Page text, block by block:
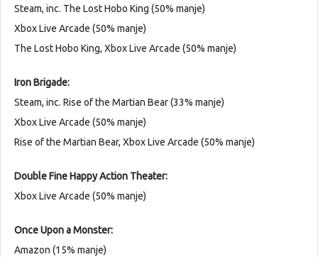
Steam, inc. The Lost Hobo King (50% manje)
Xbox Live Arcade (50% manje)
The Lost Hobo King, Xbox Live Arcade (50% manje)
Iron Brigade:
Steam, inc. Rise of the Martian Bear (33% manje)
Xbox Live Arcade (50% manje)
Rise of the Martian Bear, Xbox Live Arcade (50% manje)
Double Fine Happy Action Theater:
Xbox Live Arcade (50% manje)
Once Upon a Monster:
Amazon (15% manje)